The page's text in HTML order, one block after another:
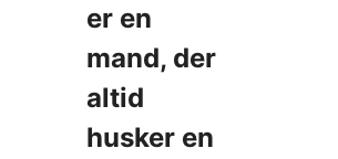
er en
mand, der
altid
husker en